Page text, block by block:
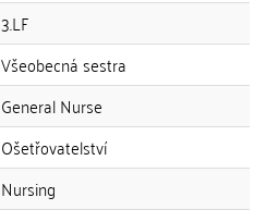
3.LF
Všeobecná sestra
General Nurse
Ošetřovatelství
Nursing